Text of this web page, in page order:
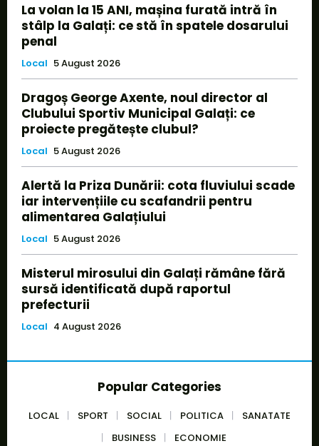
La volan la 15 ANI, mașina furată intră în
stâlp la Galați: ce stă în spatele dosarului
penal
Local 5 August 2026
Dragoș George Axente, noul director al
Clubului Sportiv Municipal Galați: ce
proiecte pregătește clubul?
Local 5 August 2026
Alertă la Priza Dunării: cota fluviului scade
iar intervențiile cu scafandrii pentru
alimentarea Galațiului
Local 5 August 2026
Misterul mirosului din Galați rămâne fără
sursă identificată după raportul
prefecturii
Local 4 August 2026
Popular Categories
LOCAL SPORT SOCIAL POLITICA
SANATATE
BUSINESS
ECONOMIE